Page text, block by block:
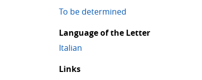
To be determined
Language of the Letter
Italian
Links